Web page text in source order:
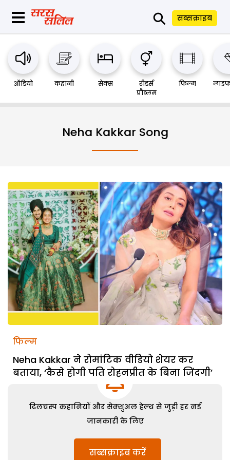
⚲ सब्सक्राइब
ऑडियो कहानी सेक्स
रीडर्स
प्रौब्लम
फिल्म
Neha Kakkar Song
फिल्म
Neha Kakkar ने रोमांटिक वीडियो शेयर कर
बताया, ‘कैसे होगी पति रोहनप्रीत के बिना जिंदगी’
दिलचस्प कहानियों और सेक्शुअल हेल्थ से जुड़ी हर नई
जानकारी के लिए
सब्सक्राइब करें